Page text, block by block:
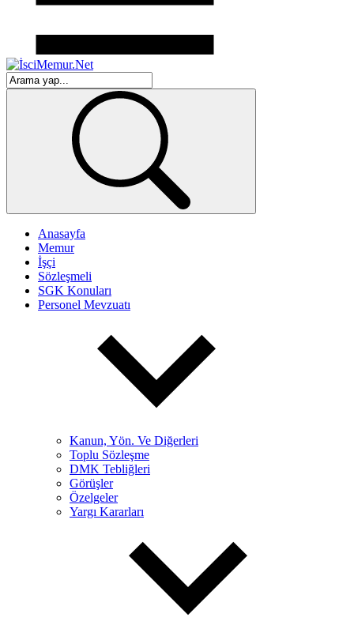
Anasayfa
Memur
İşçi
Sözleşmeli
SGK Konuları
Personel Mevzuatı
Kanun, Yön. Ve Diğerleri
Toplu Sözleşme
DMK Tebliğleri
Görüşler
Özelgeler
Yargı Kararları